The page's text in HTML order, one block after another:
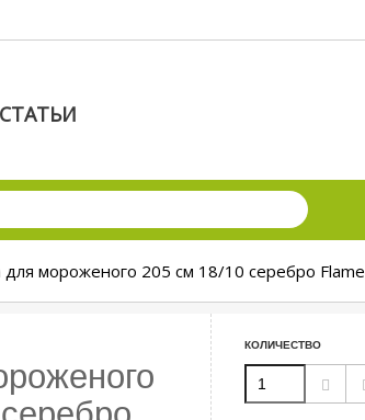
СТАТЬИ
мороженого 205 см 18/10 серебро
КОЛИЧЕСТВО